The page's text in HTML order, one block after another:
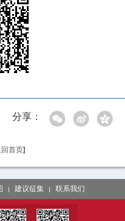
分享：
首页]
| 建议征集 | 联系我们